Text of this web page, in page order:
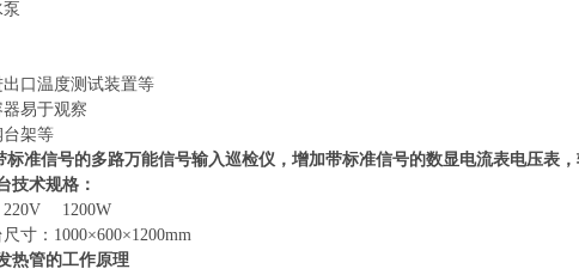
出口温度测试装置等
易于观察
架等
准信号的多路万能信号输入巡检仪，增加带标准信号的数显电流表电压表，
技术规格：
220V
1200W
寸： 1000×600×1200mm
热管的工作原理